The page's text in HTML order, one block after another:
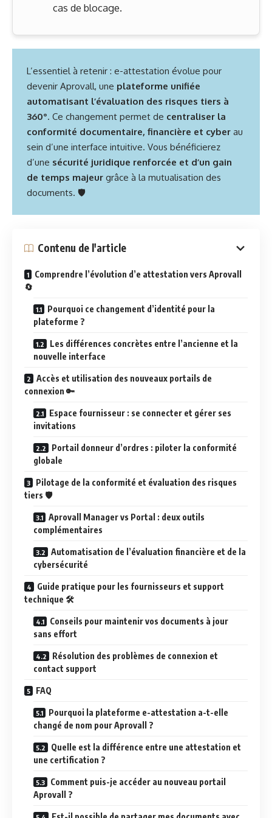
cas de blocage.
L’essentiel à retenir : e-attestation évolue pour
devenir Aprovall, une plateforme unifiée
automatisant l’évaluation des risques tiers à
360°. Ce changement permet de centraliser la
conformité documentaire, financière et cyber au
sein d’une interface intuitive. Vous bénéficierez
d’une sécurité juridique renforcée et d’un gain
de temps majeur grâce à la mutualisation des
documents. 🛡️
Contenu de l'article
Comprendre l’évolution d’e attestation vers Aprovall
🔄
Pourquoi ce changement d’identité pour la
plateforme ?
Les différences concrètes entre l’ancienne et la
nouvelle interface
Accès et utilisation des nouveaux portails de
connexion 🔑
Espace fournisseur : se connecter et gérer ses
invitations
Portail donneur d’ordres : piloter la conformité
globale
Pilotage de la conformité et évaluation des risques
tiers 🛡️
Aprovall Manager vs Portal : deux outils
complémentaires
Automatisation de l’évaluation financière et de la
cybersécurité
Guide pratique pour les fournisseurs et support
technique 🛠️
Conseils pour maintenir vos documents à jour
sans effort
Résolution des problèmes de connexion et
contact support
FAQ
Pourquoi la plateforme e-attestation a-t-elle
changé de nom pour Aprovall ?
Quelle est la différence entre une attestation et
une certification ?
Comment puis-je accéder au nouveau portail
Aprovall ?